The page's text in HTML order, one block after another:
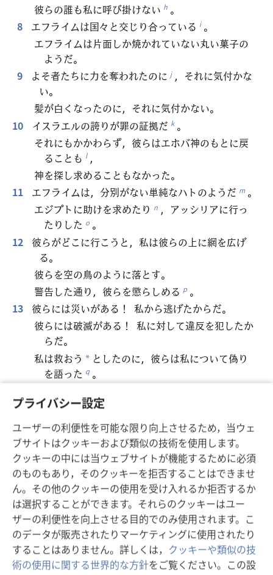
プライバシー設定
ユーザーの利便性を可能な限り向上させるため，当ウェ
ブサイトはクッキーおよび類似の技術を使用します。
クッキーの中には当ウェブサイトが機能するために必須
のものもあり，そのクッキーを拒否することはできませ
ん。その他のクッキーの使用を受け入れるか拒否するか
は選択することができます。それらのクッキーはユー
ザーの利便性を向上させる目的でのみ使用されます。こ
のデータが販売されたりマーケティングに使用されたり
することはありません。詳しくは， クッキーや類似の技
術の使用に関する世界的な方針をご覧ください。この設
彼らの誰も私に呼び掛けない h 。
8
エフライムは国々と交じり合っている i 。
エフライムは片面しか焼かれていない丸い菓子の
ようだ。
9
よそ者たちに力を奪われたのに j ，それに気付かな
い。
髪が白くなったのに，それに気付かない。
10
イスラエルの誇りが罪の証拠だ k 。
それにもかかわらず，彼らはエホバ神のもとに戻
ることも l ，
神を探し求めることもなかった。
11
エフライムは，分別がない単純なハトのようだ m 。
エジプトに助けを求めたり n ，アッシリアに行っ
たりした o 。
12
彼らがどこに行こうと，私は彼らの上に網を広げ
る。
彼らを空の鳥のように落とす。
警告した通り，彼らを懲らしめる p 。
13
彼らには災いがある！ 私から逃げたからだ。
彼らには破滅がある！ 私に対して違反を犯したか
らだ。
私は救おう * としたのに，彼らは私について偽り
を語った q 。
心から私を呼んで助けを求めることはなかった
。
穀物と新しいぶどう酒のために身を傷つけ，私に
背く。
15私が訓練して，彼らの腕を強くしたにもかかわら
ず，
彼らは私に逆らい，悪事をたくらむ。
16彼らは進路を変えたが，高いもの *に向かってはいな
い。
彼らはたるんだ弓のように信頼できなかった s 。
彼らの高官たちは，反抗的な言葉を放つため，剣